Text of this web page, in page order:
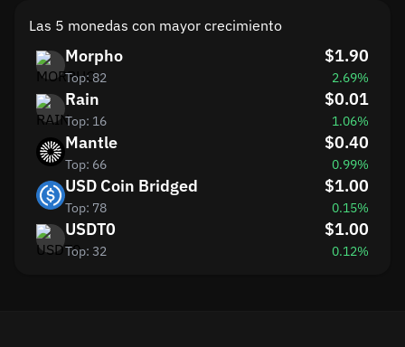
Las 5 monedas con mayor crecimiento
Morpho
Top: 82
$1.90
2.69%
Rain
Top: 16
$0.01
1.06%
Mantle
Top: 66
$0.40
0.99%
USD Coin Bridged
Top: 78
$1.00
0.15%
USDT0
Top: 32
$1.00
0.12%